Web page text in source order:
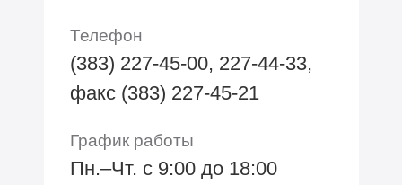
Телефон
(383) 227-45-00, 227-44-33,
факс (383) 227-45-21
График работы
Пн.–Чт. с 9:00 до 18:00